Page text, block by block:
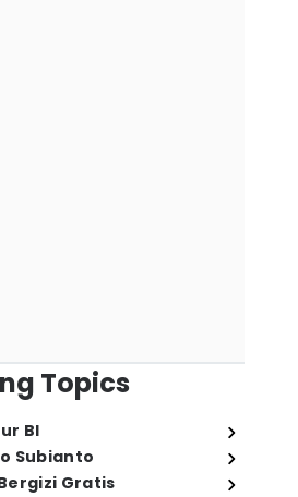
Topics
BI
Subianto
Gratis